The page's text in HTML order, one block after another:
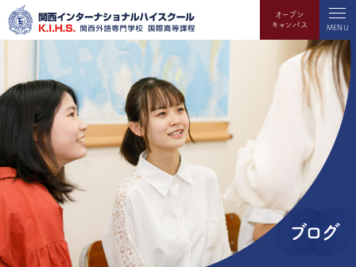
オープン
キャンパス
MENU
ブログ